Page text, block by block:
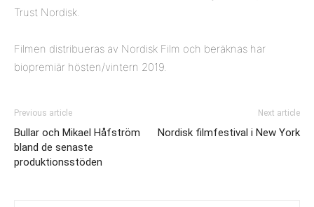
Trust Nordisk.
Filmen distribueras av Nordisk Film och beräknas har
biopremiär hösten/vintern 2019.
Previous article
Bullar och Mikael Håfström
bland de senaste
produktionsstöden
Next article
Nordisk filmfestival i New York